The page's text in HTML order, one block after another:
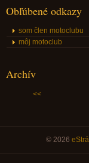
Obľúbené odkazy
som člen motoclubu
môj motoclub
Archív
<<
© 2026